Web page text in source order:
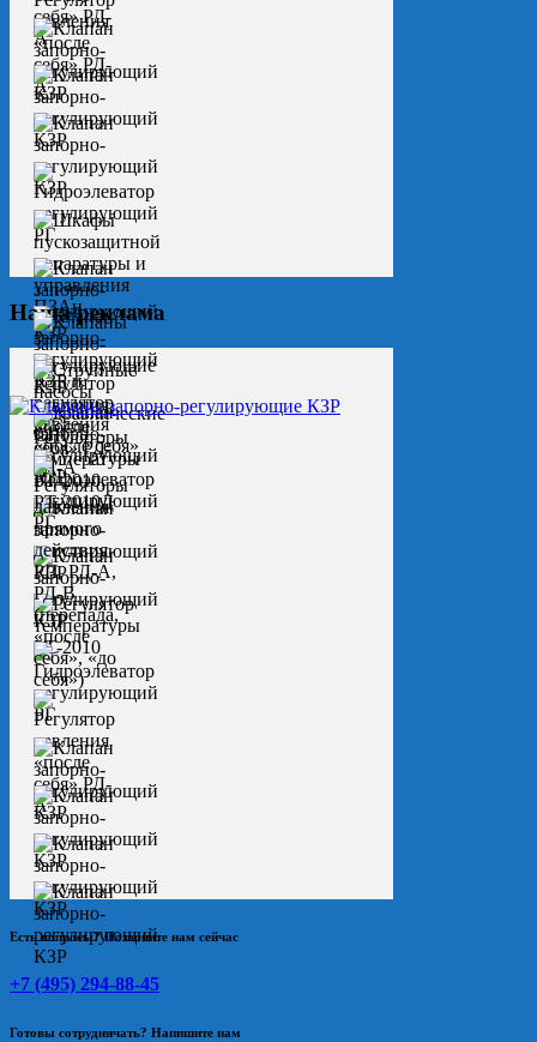
Наша реклама
Есть вопросы? Позвоните нам сейчас
+7 (495) 294-88-45
Готовы сотрудничать? Напишите нам